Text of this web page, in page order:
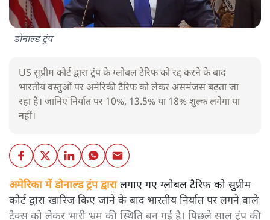
डोनाल्ड ट्रंप
US सुप्रीम कोर्ट द्वारा ट्रंप के ग्लोबल टैरिफ को रद्द करने के बाद
भारतीय वस्तुओं पर अमेरिकी टैरिफ को लेकर असमंजस बढ़ता जा
रहा है। जानिए निर्यात पर 10%, 13.5% या 18% शुल्क लगेगा या
नहीं।
अमेरिका में डोनाल्ड ट्रंप द्वारालगाए गए ग्लोबल टैरिफ को सुप्रीम
कोर्ट द्वारा खारिज किए जाने के बाद भारतीय निर्यात पर लगने वाले
टैक्स को लेकर भारी भ्रम की स्थिति बन गई है। पिछले साल ट्रंप की